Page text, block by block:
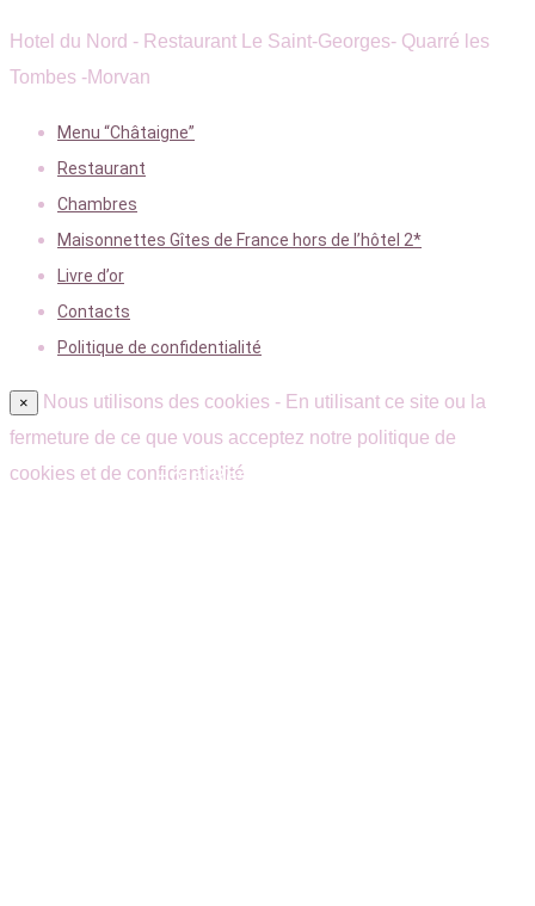
Hôtel Restaurant Quarré-les-Tombes –
Hotel du Nord - Restaurant Le Saint-Georges- Quarré les
Tombes -Morvan
Menu “Châtaigne”
Restaurant
Chambres
Maisonnettes Gîtes de France hors de l’hôtel 2*
Livre d’or
Contacts
Politique de confidentialité
×
Nous utilisons des cookies - En utilisant ce site ou la
fermeture de ce que vous acceptez notre politique de
cookies et de confidentialité